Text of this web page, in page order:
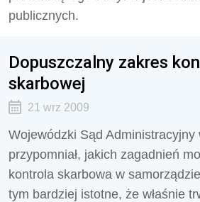
publicznych.
Dopuszczalny zakres
skarbowej
21 wrz 2009
Wojewódzki Sąd Administracyjny
przypomniał, jakich zagadnień
kontrola skarbowa w
tym bardziej istotne, że właśnie